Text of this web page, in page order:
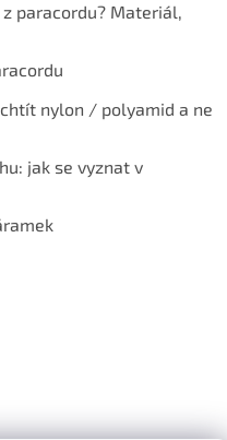
paracordu? Materiál,
nylon / polyamid a ne
jak se vyznat v